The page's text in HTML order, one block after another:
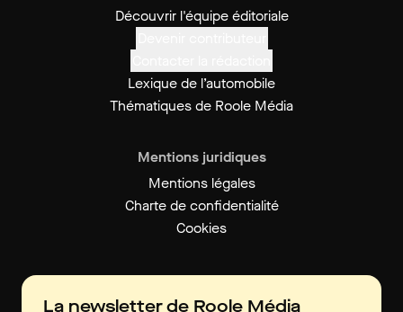
Découvrir l'équipe éditoriale
Lexique de l’automobile
Thématiques de Roole Média
Mentions juridiques
Mentions légales
Charte de confidentialité
Cookies
La newsletter de Roole Média